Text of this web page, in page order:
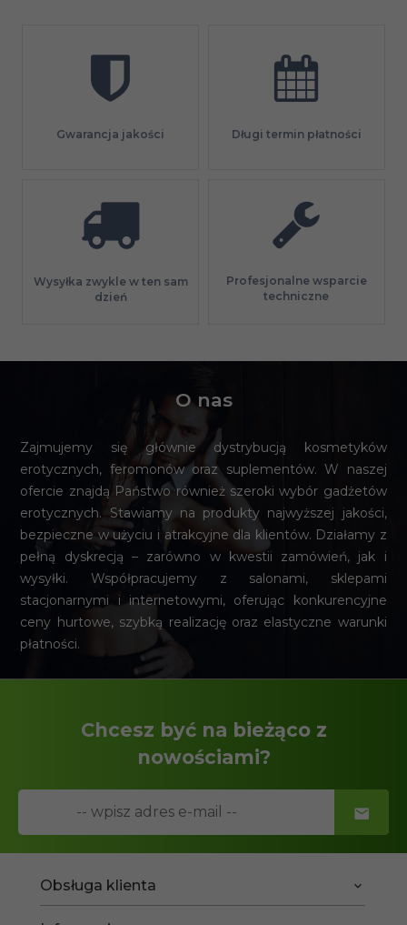
Gwarancja jakości Długi termin płatności
Wysyłka zwykle w ten sam
dzień
Profesjonalne wsparcie
techniczne
O nas
Zajmujemy się głównie dystrybucją kosmetyków
erotycznych, feromonów oraz suplementów. W naszej
ofercie znajdą Państwo również szeroki wybór gadżetów
erotycznych. Stawiamy na produkty najwyższej jakości,
bezpieczne w użyciu i atrakcyjne dla klientów. Działamy z
pełną dyskrecją – zarówno w kwestii zamówień, jak i
wysyłki. Współpracujemy z salonami, sklepami
stacjonarnymi i internetowymi, oferując konkurencyjne
ceny hurtowe, szybką realizację oraz elastyczne warunki
płatności.
Chcesz być na bieżąco z
nowościami?
Obsługa klienta